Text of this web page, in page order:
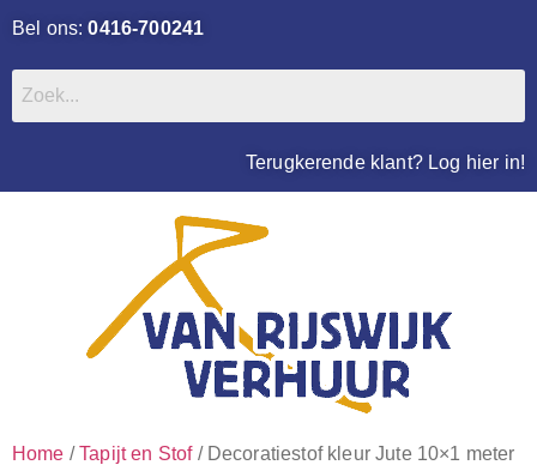
Bel ons:0416-700241
Terugkerende klant? Log hier in!
Home /Tapijt en Stof/ Decoratiestof kleur Jute 10×1 meter